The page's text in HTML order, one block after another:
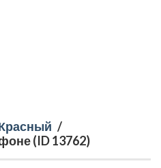
/
(ID 13762)